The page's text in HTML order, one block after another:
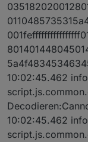
10:02:45.462
10:02:45.462